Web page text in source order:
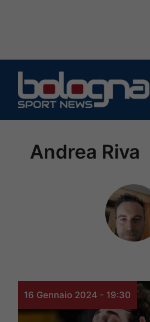
contenuto
Andrea Riva
16 Gennaio 2024 - 19:30